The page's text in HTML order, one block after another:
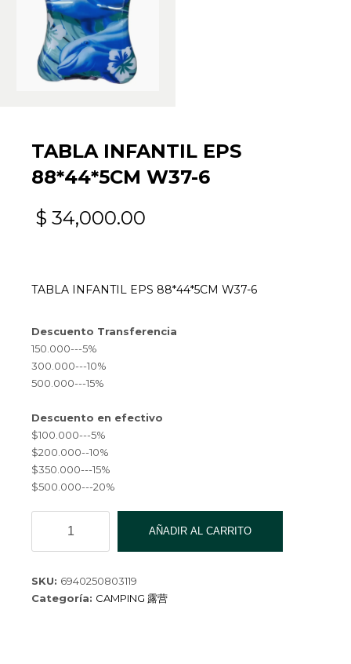
TABLA INFANTIL EPS
88*44*5CM W37-6
$ 34,000.00
TABLA INFANTIL EPS 88*44*5CM W37-6
Descuento Transferencia
150.000---5%
300.000---10%
500.000---15%
Descuento en efectivo
$100.000---5%
$200.000--10%
$350.000---15%
$500.000---20%
INFANTIL
EPS
W37-
6
AÑADIR AL CARRITO
SKU: 6940250803119
Categoría: CAMPING 露营